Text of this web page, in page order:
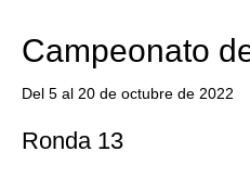
Campeonato
Del 5 al 20 de octubre de 2022
Ronda 13